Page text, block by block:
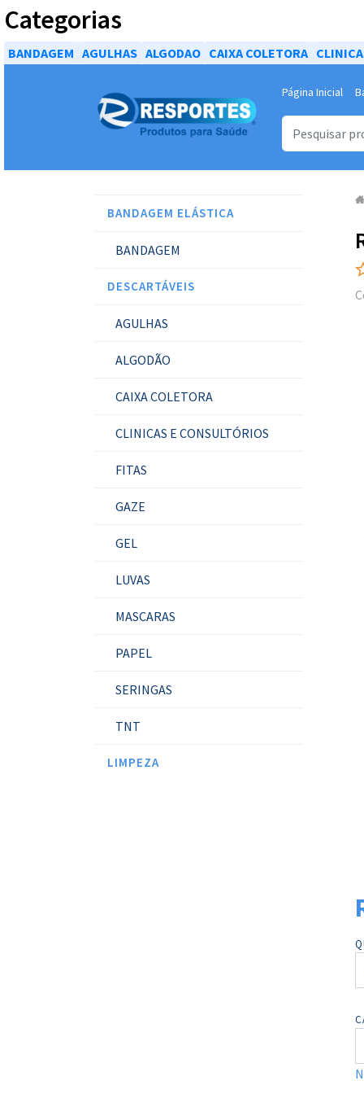
Categorias
BANDAGEM AGULHAS ALGODAO CAIXA COLETORA
Página Inicial
BANDAGEM ELÁSTICA
BANDAGEM
DESCARTÁVEIS
AGULHAS
ALGODÃO
CAIXA COLETORA
CLINICAS E CONSULTÓRIOS
FITAS
GAZE
GEL
LUVAS
MASCARAS
PAPEL
SERINGAS
TNT
LIMPEZA